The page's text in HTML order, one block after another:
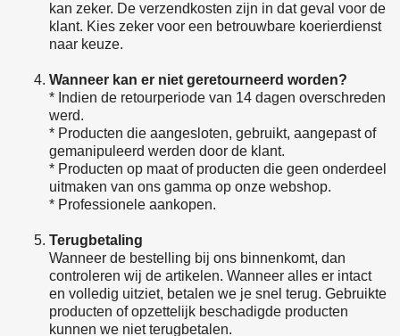
kan zeker. De verzendkosten zijn in dat geval voor de
klant. Kies zeker voor een betrouwbare koerierdienst
naar keuze.
Wanneer kan er niet geretourneerd worden?
* Indien de retourperiode van 14 dagen overschreden
werd.
* Producten die aangesloten, gebruikt, aangepast of
gemanipuleerd werden door de klant.
* Producten op maat of producten die geen onderdeel
uitmaken van ons gamma op onze webshop.
* Professionele aankopen.
Terugbetaling
Wanneer de bestelling bij ons binnenkomt, dan
controleren wij de artikelen. Wanneer alles er intact
en volledig uitziet, betalen we je snel terug. Gebruikte
producten of opzettelijk beschadigde producten
kunnen we niet terugbetalen.